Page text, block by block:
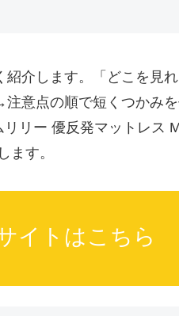
介します。「どこを見
意点の順で短くつかみ
リー 優反発マットレス
ます。
イトはこちら